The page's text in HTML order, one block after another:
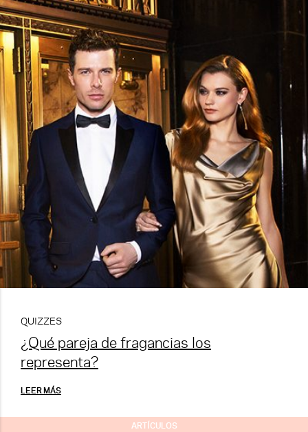
QUIZZES
¿Qué pareja de fragancias los
representa?
LEER MÁS
ARTÍCULOS